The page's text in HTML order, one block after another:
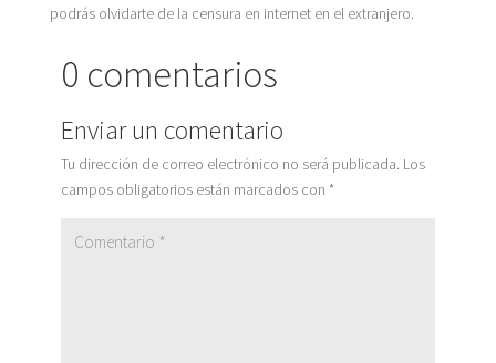
podrás olvidarte de la censura en internet en el extranjero.
0 comentarios
Enviar un comentario
Tu dirección de correo electrónico no será publicada. Los
campos obligatorios están marcados con *